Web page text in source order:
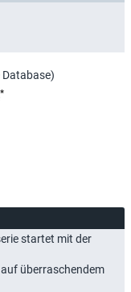
Database)
*
startet mit der
überraschendem